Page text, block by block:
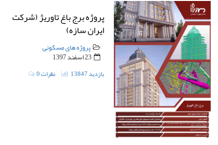
پروژه برج باغ تاوریژ (شرکت
ایران سازه)
پروژه های مسکونی
23 اسفند 1397
0 نظرات 13847 بازدید